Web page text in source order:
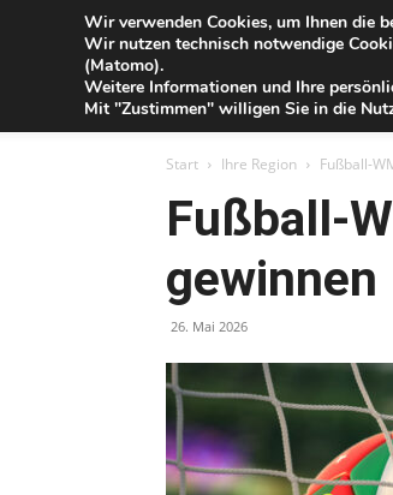
Blog
der
Sparkasse
Start Ihre Region Fußball-
Fußball-
gewinnen
26. Mai 2026
Wir verwenden Cookies, um Ihnen die
Wir nutzen technisch notwendige
(Matomo).
Weitere Informationen und Ihre
Mit "Zustimmen" willigen Sie in die